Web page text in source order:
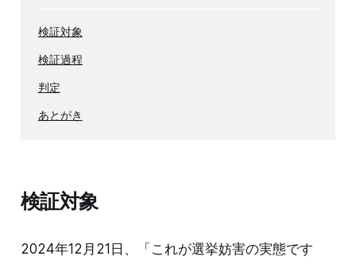
検証対象
検証過程
判定
あとがき
検証対象
2024年12月21日、「これが選挙妨害の実態です